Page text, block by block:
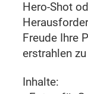
Hero-Shot
Freude Ihre
erstrahlen
Inhalte: